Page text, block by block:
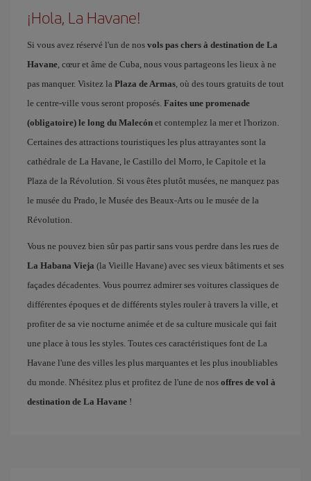
¡Hola, La Havane!
Si vous avez réservé l'un de nos vols pas chers à destination de La
Havane, cœur et âme de Cuba, nous vous partageons les lieux à ne
pas manquer. Visitez la Plaza de Armas, où des tours gratuits de tout
le centre-ville vous seront proposés. Faites une promenade
(obligatoire) le long du Malecón et contemplez la mer et l'horizon.
Certaines des attractions touristiques les plus attrayantes sont la
cathédrale de La Havane, le Castillo del Morro, le Capitole et la
Plaza de la Révolution. Si vous êtes plutôt musées, ne manquez pas
le musée du Prado, le Musée des Beaux-Arts ou le musée de la
Révolution.
Vous ne pouvez bien sûr pas partir sans vous perdre dans les rues de
La Habana Vieja (la Vieille Havane) avec ses vieux bâtiments et ses
façades décadentes. Vous pourrez admirer ses voitures classiques de
différentes époques et de différents styles rouler à travers la ville, et
profiter de sa vie nocturne animée et de sa culture musicale qui fait
une place à tous les styles. Toutes ces caractéristiques font de La
Havane l'une des villes les plus marquantes et les plus inoubliables
du monde. N'hésitez plus et profitez de l'une de nos offres de vol à
destination de La Havane !